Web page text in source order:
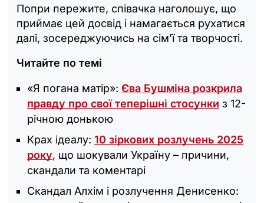
Попри пережите, співачка наголошує, що
приймає цей досвід і намагається рухатися
далі, зосереджуючись на сім’ї та творчості.
Читайте по темі
«Я погана матір»: Єва Бушміна розкрила
правду про свої теперішні стосунки з 12-
річною донькою
Крах ідеалу: 10 зіркових розлучень 2025
року, що шокували Україну – причини,
скандали та коментарі
Скандал Алхім і розлучення Денисенко: